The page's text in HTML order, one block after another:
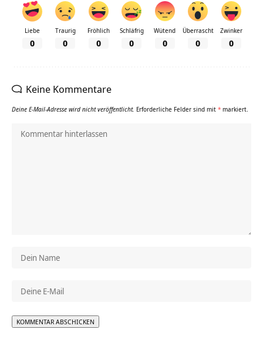
Liebe
0
Traurig
0
Fröhlich
0
Schläfrig
0
Wütend
0
Überrascht
0
Zwinker
0
Keine Kommentare
Deine E-Mail-Adresse wird nicht veröffentlicht. Erforderliche Felder sind mit * markiert.